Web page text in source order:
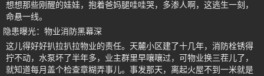
想想那些刚醒的娃娃，抱着爸妈腿哇哇哭，多渗人啊，这逃生一刻，
命悬一线。
隐患曝光：物业消防黑幕深
这儿得好好扒拉扒拉物业的责任。天麓小区建了十几年，消防栓锈得
拧不动，水泵坏了半年多，业主群里早嚷嚷过，可物业换三茬儿了，
就知道每月盖个检查章糊弄事儿。事发那天，离起火屋不到一米就是